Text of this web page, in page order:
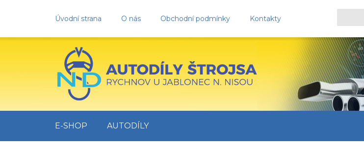
Úvodní strana O nás Obchodní podmínky Kontakty
E-SHOP AUTODÍLY